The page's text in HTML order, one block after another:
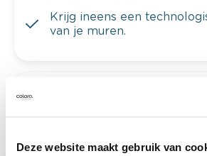
Deze website maakt gebruik van
Krijg ineens een
van je muren.
kleurenselectie.